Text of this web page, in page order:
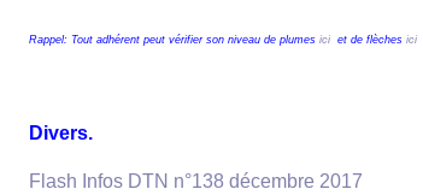
Rappel: Tout adhérent peut vérifier son niveau de plumes ici et de flèches ici
Divers.
Flash Infos DTN n°138 décembre 2017